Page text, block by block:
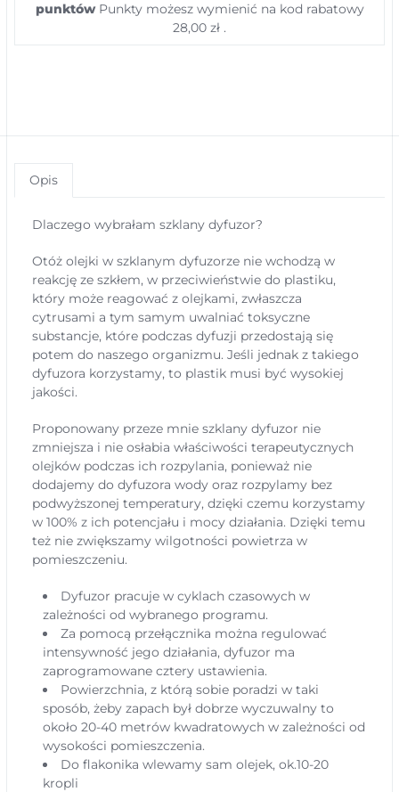
punktówPunkty możesz wymienić na kod rabatowy
28,00 zł .
Opis
Dlaczego wybrałam szklany dyfuzor?
Otóż olejki w szklanym dyfuzorze nie wchodzą w
reakcję ze szkłem, w przeciwieństwie do plastiku,
który może reagować z olejkami, zwłaszcza
cytrusami a tym samym uwalniać toksyczne
substancje, które podczas dyfuzji przedostają się
potem do naszego organizmu. Jeśli jednak z takiego
dyfuzora korzystamy, to plastik musi być wysokiej
jakości.
Proponowany przeze mnie szklany dyfuzor nie
zmniejsza i nie osłabia właściwości terapeutycznych
olejków podczas ich rozpylania, ponieważ nie
dodajemy do dyfuzora wody oraz rozpylamy bez
podwyższonej temperatury, dzięki czemu korzystamy
w 100% z ich potencjału i mocy działania. Dzięki temu
też nie zwiększamy wilgotności powietrza w
pomieszczeniu.
Dyfuzor pracuje w cyklach czasowych w
zależności od wybranego programu.
Za pomocą przełącznika można regulować
intensywność jego działania, dyfuzor ma
zaprogramowane cztery ustawienia.
Powierzchnia, z którą sobie poradzi w taki
sposób, żeby zapach był dobrze wyczuwalny to
około 20-40 metrów kwadratowych w zależności od
wysokości pomieszczenia.
Do flakonika wlewamy sam olejek, ok.10-20
kropli